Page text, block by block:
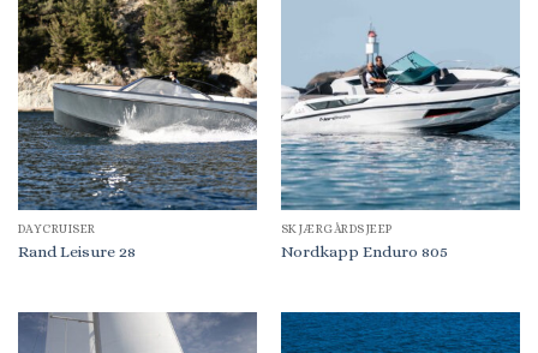
DAYCRUISER
Rand Leisure 28
SKJÆRGÅRDSJEEP
Nordkapp Enduro 805